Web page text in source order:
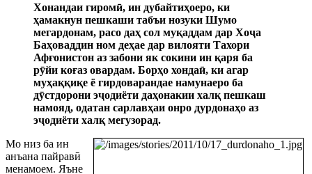
Хонандаи гиромӣ, ин дубайтиҳоеро, ки
ҳамакнун пешкаши табъи нозуки Шумо
мегардонам, расо даҳ сол муқаддам дар Хоҷа
Баҳоваддин ном деҳае дар вилояти Тахори
Афғонистон аз забони як сокини ин қаря ба
рӯйи коғаз овардам. Борҳо хондаӣ, ки агар
муҳаққиқе ё гирдоварандае намунаеро ба
дӯстдорони эҷодиёти даҳонакии халқ пешкаш
намояд, одатан сарлавҳаи онро дурдонаҳо аз
эҷодиёти халқ мегузорад.
Мо низ ба ин
анъана пайравӣ
менамоем. Яъне